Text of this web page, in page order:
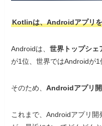
Kotlinは、Androidアプリ
Androidは、世界トップシェ
が1位、世界ではAndroidが1
そのため、Androidアプリ
これまで、Androidアプリ